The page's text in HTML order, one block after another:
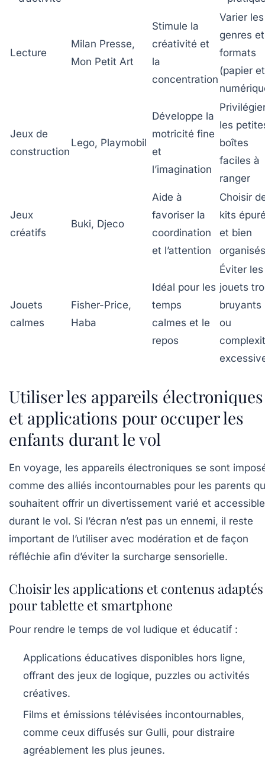
Lecture
Milan Presse,
Mon Petit Art
Stimule la
créativité et
la
concentration
Varier les
genres et
formats
(papier et
Jeux de
construction
Lego, Playmobil
Développe la
motricité fine
et
l’imagination
les
boîtes
faciles à
ranger
Jeux
créatifs
Buki, Djeco
Aide à
favoriser la
coordination
et l’attention
Choisir
kits
et bien
organisés
Jouets
calmes
Fisher-Price,
Haba
Idéal pour les
temps
calmes et le
repos
Éviter les
jouets
bruyants
ou
Utiliser les appareils électroniques
et applications pour occuper les
enfants durant le vol
En voyage, les appareils électroniques se sont
comme des alliés incontournables pour les parents
souhaitent offrir un divertissement varié et accessible
durant le vol. Si l’écran n’est pas un ennemi, il reste
important de l’utiliser avec modération et de façon
réfléchie afin d’éviter la surcharge sensorielle.
Choisir les applications et contenus adaptés
pour tablette et smartphone
Pour rendre le temps de vol ludique et éducatif :
Applications éducatives disponibles hors ligne,
offrant des jeux de logique, puzzles ou activités
créatives.
Films et émissions télévisées incontournables,
comme ceux diffusés sur Gulli, pour distraire
agréablement les plus jeunes.